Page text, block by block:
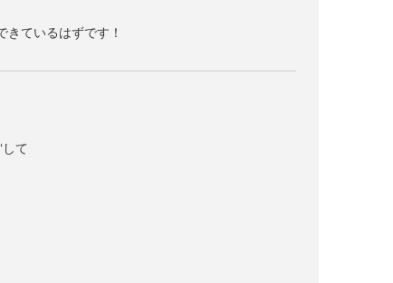
ているはずです！
して